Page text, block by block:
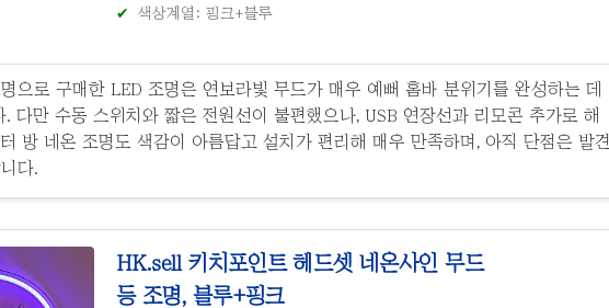
색상계열: 핑크+블루
으로 구매한 LED 조명은 연보라빛 무드가 매우 예뻐 홈바 분위기를 완성하는 데
. 다만 수동 스위치와 짧은 전원선이 불편했으나, USB 연장선과 리모콘 추가로 해
방 네온 조명도 색감이 아름답고 설치가 편리해 매우 만족하며, 아직 단점은 발견
다.
HK.sell 키치포인트 헤드셋 네온사인 무드
등 조명, 블루+핑크